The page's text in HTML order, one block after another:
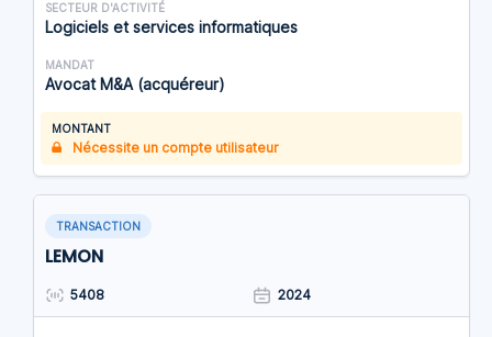
SECTEUR D'ACTIVITÉ
Logiciels et services informatiques
MANDAT
Avocat M&A (acquéreur)
MONTANT
Nécessite un compte utilisateur
TRANSACTION
LEMON
5408 2024